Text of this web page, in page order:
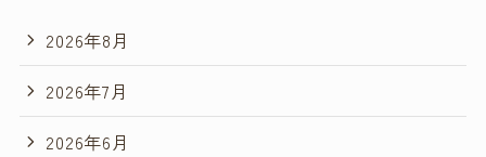
2026年8月
2026年7月
2026年6月